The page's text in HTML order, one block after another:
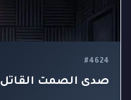
#4624
صدى الصمت القاتل